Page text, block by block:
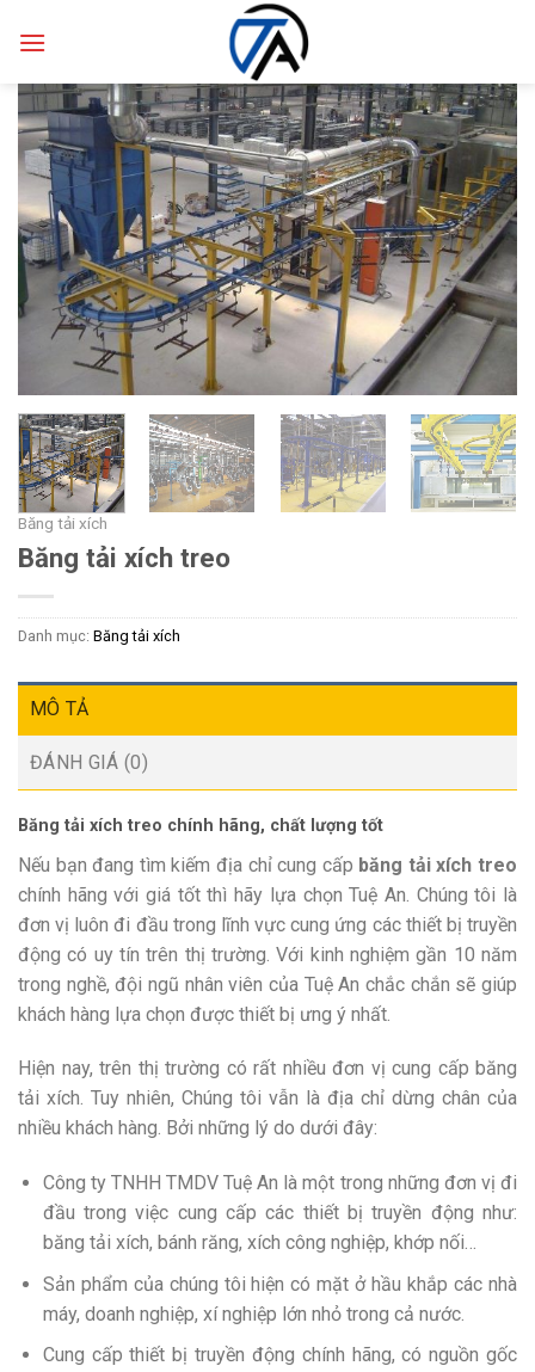
Băng tải xích
Băng tải xích treo
Danh mục: Băng tải xích
MÔ TẢ
ĐÁNH GIÁ (0)
Băng tải xích treo chính hãng, chất lượng tốt
Nếu bạn đang tìm kiếm địa chỉ cung cấp băng tải xích treo
chính hãng với giá tốt thì hãy lựa chọn Tuệ An. Chúng tôi là
đơn vị luôn đi đầu trong lĩnh vực cung ứng các thiết bị truyền
động có uy tín trên thị trường. Với kinh nghiệm gần 10 năm
trong nghề, đội ngũ nhân viên của Tuệ An chắc chắn sẽ giúp
khách hàng lựa chọn được thiết bị ưng ý nhất.
Hiện nay, trên thị trường có rất nhiều đơn vị cung cấp băng
tải xích. Tuy nhiên, Chúng tôi vẫn là địa chỉ dừng chân của
nhiều khách hàng. Bởi những lý do dưới đây:
Công ty TNHH TMDV Tuệ An là một trong những đơn vị đi
đầu trong việc cung cấp các thiết bị truyền động như:
băng tải xích, bánh răng, xích công nghiệp, khớp nối…
Sản phẩm của chúng tôi hiện có mặt ở hầu khắp các nhà
máy, doanh nghiệp, xí nghiệp lớn nhỏ trong cả nước.
Cung cấp thiết bị truyền động chính hãng, có nguồn gốc